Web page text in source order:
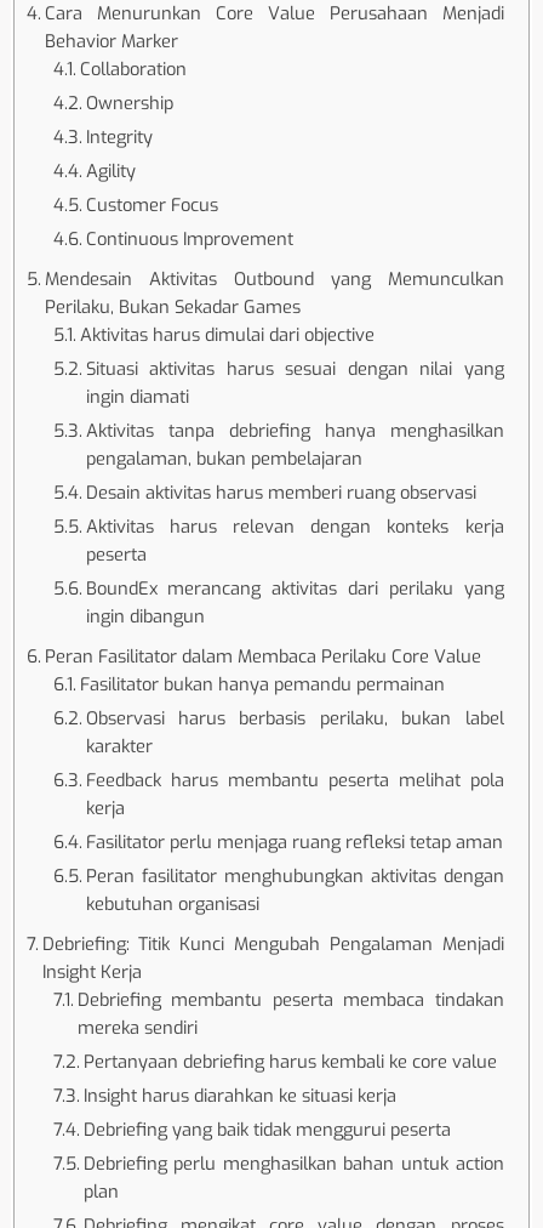
Cara Menurunkan Core Value Perusahaan Menjadi
Behavior Marker
Collaboration
Ownership
Integrity
Agility
Customer Focus
Continuous Improvement
Mendesain Aktivitas Outbound yang Memunculkan
Perilaku, Bukan Sekadar Games
Aktivitas harus dimulai dari objective
Situasi aktivitas harus sesuai dengan nilai yang
ingin diamati
Aktivitas tanpa debriefing hanya menghasilkan
pengalaman, bukan pembelajaran
Desain aktivitas harus memberi ruang observasi
Aktivitas harus relevan dengan konteks kerja
peserta
BoundEx merancang aktivitas dari perilaku yang
ingin dibangun
Peran Fasilitator dalam Membaca Perilaku Core Value
Fasilitator bukan hanya pemandu permainan
Observasi harus berbasis perilaku, bukan label
karakter
Feedback harus membantu peserta melihat pola
kerja
Fasilitator perlu menjaga ruang refleksi tetap aman
Peran fasilitator menghubungkan aktivitas dengan
kebutuhan organisasi
Debriefing: Titik Kunci Mengubah Pengalaman Menjadi
Insight Kerja
Debriefing membantu peserta membaca tindakan
mereka sendiri
Pertanyaan debriefing harus kembali ke core value
Insight harus diarahkan ke situasi kerja
Debriefing yang baik tidak menggurui peserta
Debriefing perlu menghasilkan bahan untuk action
plan